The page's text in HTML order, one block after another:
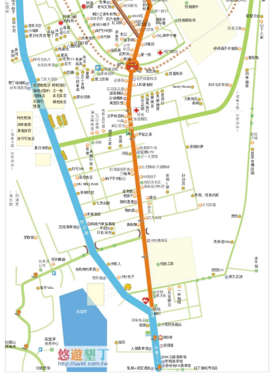
往下接南灣北區
往後壁湖
薑母鴨
星
星
有
機
田
園
恆春國中
恆春國稅局
小山東早午餐
第一銀行
南門醫院
和欣
租車
老街飯包
南方皇后
幸福
墾丁
阿嘉上班
的郵局
阿嘉
的家
金像
夥計之家冬粉鴨
珍竹林
李記
鴻蘋果
南都冰店
農會超市
恆農假期
南門
佐丹奴服飾店
人和素食館
豆豆甜品屋
謝家麵店
古城機車
萬豐豆漿
恆春
旅遊醫院
古早味蛋糕
全聯
砂島甩尾場
夏日休閒
河堤
冠君KTV
正一大賣場
三輪車
本氣食堂
達美樂
老舖子
鴨肉蔡
素食麵
精緻汽車保養場
照利餐廳
自來水
公司
龍鑾潭
自然中心
往關山
西海岸
龍鑾潭
原鄉的夢
恆春工商
伊家人
名根烤肉專賣
小杜包子
赤
牛
嶺
戀戀121
一
杯
咖
啡
四海食品
人傑賽車場
鬼屋vs密室逃脫
洪師傅
尋寶屋
PK玩家賽車場
喜哈哈PK賽車場
50嵐
君
喬
1號旅店
美夢
成真
星
旅
行
樂
雅
居
全聯
夏苑
輕輕旅行
愛上恆春
慢遊
時光輕旅
野戰漆彈場
墾丁碰碰船
海芋Villa
覓思旅
去旅行
藻堂食音 88燒餃子
沐林會館
四
季
藏
春
渥田
方
餃
子
拉
芙
樂
兒
彰化
銀行
自助洗衣店
恐龍賽車場
益香圓
承
攜
行
旅
田
中
宿
七美姑娘
花野井
早點之家
夏一跳
洋蔥田
麋谷
恆美111
美林達Villa
天
工
享
棧
夏
樂
心
想
事
成
南門小吃部
自在他方
防曬
逐日光而居
愛在恆春
多尼多尼
隨
風
旅
行
迷你小橘子
好
消
息
波波廚房
億園
水蛙機車店
鼎
食
芳
大可茶樓
洛
克
啄木鳥
悠恆
大鼻旅店
牛奶白
幸
福
5
號
美
樂
雅
屋
李寓。恆春的家
康逸旅宿
星悅
小城
尼可
柚子手作點心
墾草趣
榙榙義手作披薩
四方食事
寧檸民宿
Sandy House
覓麗寓所
老街文旅
洛可可旅店
小黑貝殼藝品
台北麵線/大腸麵線
自助洗車場
春城
小海豚
肥春號
↑
四
溝
里
↑
海
生
館
日造·深光
往
德
和
山
下
人
家
泰泰南洋料理
三富大酒店
陽明通運
武方牛排
HU BBQ BAR
小萍
的店
好宅148
東林海產餐廳
覓
謐
東方足跡
峇里散散步
必勝客
輝哥生魚片
春嶼
香草天空
AND宅
后
花
園
橘色旅店
孫東寶牛排
日日好適
八樂的家
熊麻吉
萊薩芙
早午餐
那
間
暮暮
山丘
日
境
沐
西
挪
亞
之
家
虹瑤越南美食
麻古茶坊
寵愛月台
又一春
紅豆餅
海吶 (隱岸)
有
春
臭
豆
腐
弘
記
炭
烤
滷
夫
麻
辣
燙
新
境
薛臭豆腐
春
吉
八方雲集